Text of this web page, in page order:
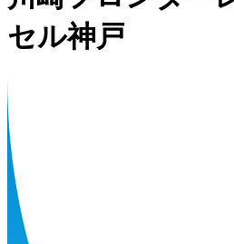
セル神戸